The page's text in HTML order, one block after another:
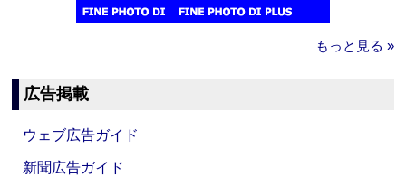
もっと見る »
広告掲載
ウェブ広告ガイド
新聞広告ガイド